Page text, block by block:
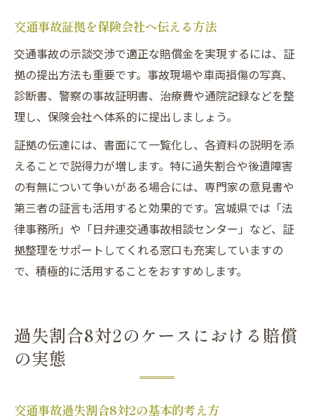
交通事故証拠を保険会社へ伝える方法
交通事故の示談交渉で適正な賠償金を実現するには、証
拠の提出方法も重要です。事故現場や車両損傷の写真、
診断書、警察の事故証明書、治療費や通院記録などを整
理し、保険会社へ体系的に提出しましょう。
証拠の伝達には、書面にて一覧化し、各資料の説明を添
えることで説得力が増します。特に過失割合や後遺障害
の有無について争いがある場合には、専門家の意見書や
第三者の証言も活用すると効果的です。宮城県では「法
律事務所」や「日弁連交通事故相談センター」など、証
拠整理をサポートしてくれる窓口も充実していますの
で、積極的に活用することをおすすめします。
過失割合8対2のケースにおける賠償
の実態
交通事故過失割合8対2の基本的考え方